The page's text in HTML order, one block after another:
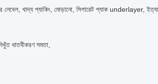
লেবেল, খাদ্য প্যাকিং, মোড়ানো, সিগারেট প্যাক underlayer,
ধাতবীকরণ সমতা,